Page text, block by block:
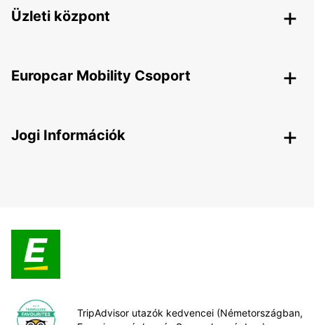
Üzleti központ
Europcar Mobility Csoport
Jogi Információk
TripAdvisor utazók kedvencei (Németországban,